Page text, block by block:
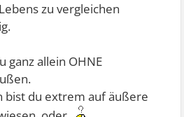
zu vergleichen
ganz allein OHNE
bist du extrem auf äußere